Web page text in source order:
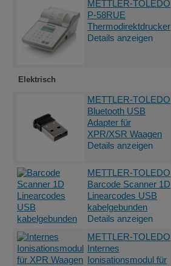
METTLER-TOLEDO
P-58RUE
Thermodirektdrucker
Details anzeigen
Elektrisch
METTLER-TOLEDO
Bluetooth USB
Adapter für
XPR/XSR Waagen
Details anzeigen
METTLER-TOLEDO
Barcode Scanner 1D
Linearcodes USB
kabelgebunden
Details anzeigen
METTLER-TOLEDO
Internes
Ionisationsmodul für